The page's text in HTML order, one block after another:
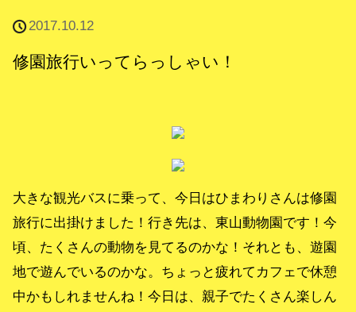
2017.10.12
修園旅行いってらっしゃい！
大きな観光バスに乗って、今日はひまわりさんは修園
旅行に出掛けました！行き先は、東山動物園です！今
頃、たくさんの動物を見てるのかな！それとも、遊園
地で遊んでいるのかな。ちょっと疲れてカフェで休憩
中かもしれませんね！今日は、親子でたくさん楽しん